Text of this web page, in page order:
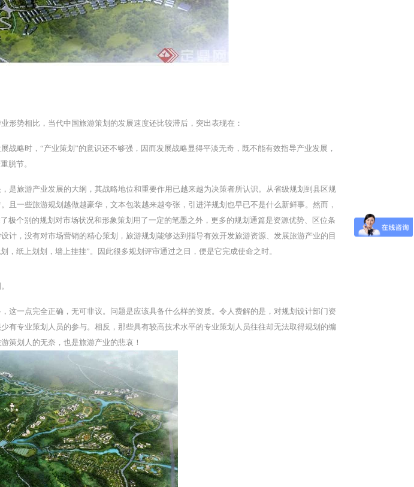
形势相比，当代中国旅游策划的发展速度还比较滞后，突出表现在：
略时，“产业策划”的意识还不够强，因而发展战略显得平淡无奇，既不能有效指导产业发展，
脱节。
是旅游产业发展的大纲，其战略地位和重要作用已越来越为决策者所认识。从省级规划到县区规
一些旅游规划越做越豪华，文本包装越来越夸张，引进洋规划也早已不是什么新鲜事。然而，
个别的规划对市场状况和形象策划用了一定的笔墨之外，更多的规划通篇是资源优势、区位条
，没有对市场营销的精心策划，旅游规划能够达到指导有效开发旅游资源、发展旅游产业的目
纸上划划，墙上挂挂”。因此很多规划评审通过之日，便是它完成使命之时。
一点完全正确，无可非议。问题是应该具备什么样的资质。令人费解的是，对规划设计部门资
专业策划人员的参与。相反，那些具有较高技术水平的专业策划人员往往却无法取得规划的编
策划人的无奈，也是旅游产业的悲哀！